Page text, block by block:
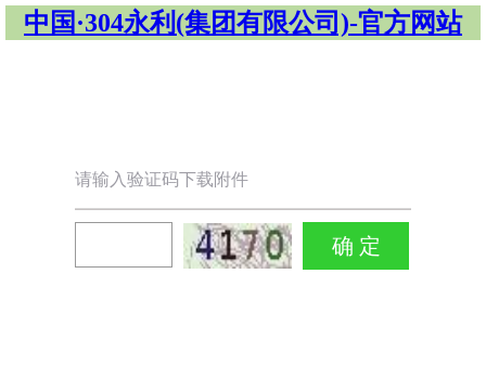
中国·304永利(集团有限公司)-官方网站
请输入验证码下载附件